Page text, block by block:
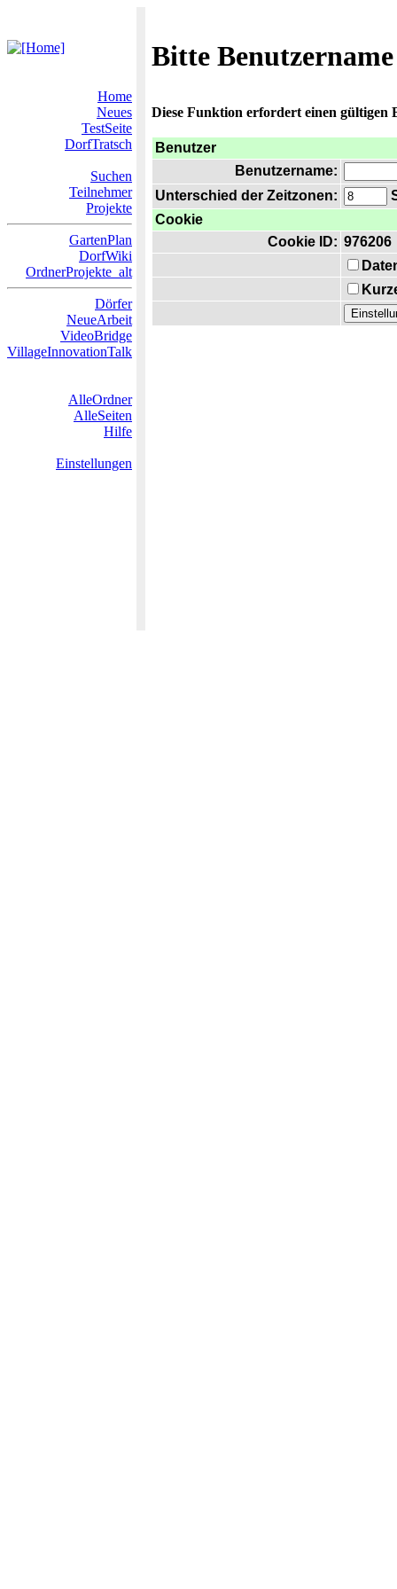
Bitte
Home
Neues
TestSeite
DorfTratsch
Suchen
Teilnehmer
Projekte
GartenPlan
DorfWiki
OrdnerProjekte_alt
Dörfer
NeueArbeit
VideoBridge
VillageInnovationTalk
AlleOrdner
AlleSeiten
Hilfe
Einstellungen
Diese Funktion erfordert einen gültigen
Benutzer
Benutzername:
Unterschied der Zeitzonen:
Cookie
Cookie ID: 976206